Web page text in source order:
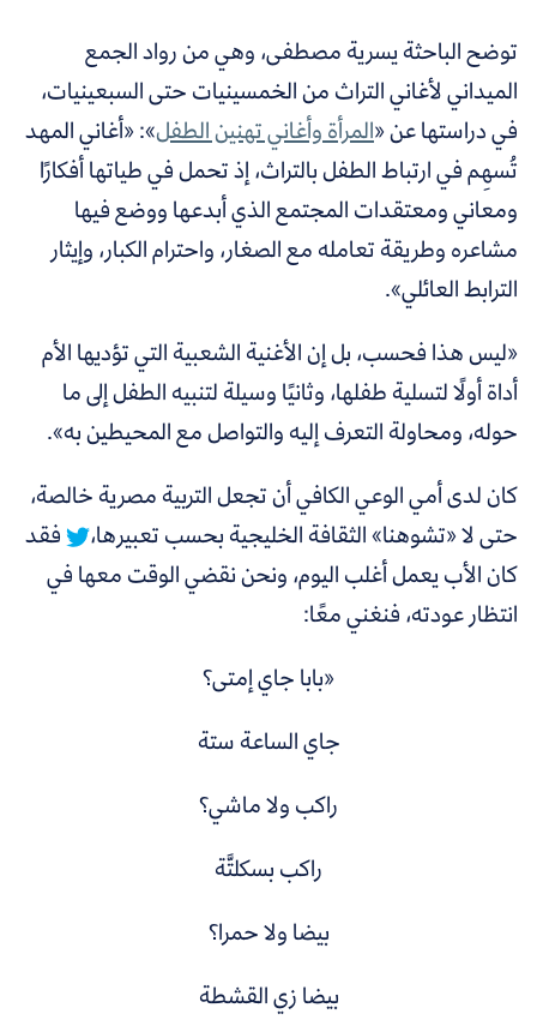
توضح الباحثة يسرية مصطفى، وهي من رواد الجمع
الميداني لأغاني التراث من الخمسينيات حتى السبعينيات،
في دراستها عن «المرأة وأغاني تهنين الطفل»: «أغاني المهد
تُسهِم في ارتباط الطفل بالتراث، إذ تحمل في طياتها أفكارًا
ومعاني ومعتقدات المجتمع الذي أبدعها ووضع فيها
مشاعره وطريقة تعامله مع الصغار، واحترام الكبار، وإيثار
الترابط العائلي».
«ليس هذا فحسب، بل إن الأغنية الشعبية التي تؤديها الأم
أداة أولًا لتسلية طفلها، وثانيًا وسيلة لتنبيه الطفل إلى ما
حوله، ومحاولة التعرف إليه والتواصل مع المحيطين به».
كان لدى أمي الوعي الكافي أن تجعل التربية مصرية خالصة،
حتى لا «تشوهنا» الثقافة الخليجية بحسب تعبيرها،
فقد
كان الأب يعمل أغلب اليوم، ونحن نقضي الوقت معها في
انتظار عودته، فنغني معًا:
«بابا جاي إمتى؟
جاي الساعة ستة
راكب ولا ماشي؟
راكب بسكلتَّة
بيضا ولا حمرا؟
بيضا زي القشطة